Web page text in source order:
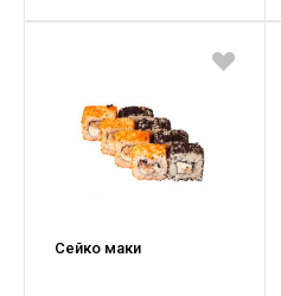
Сейко маки